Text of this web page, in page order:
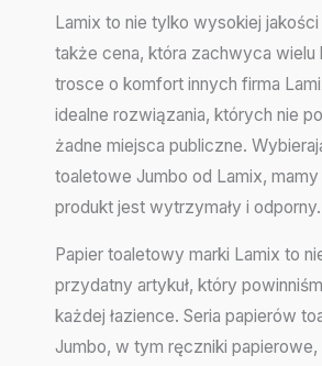
Lamix to nie tylko wysokiej
także cena, która zachwyca wielu
trosce o komfort innych firma
idealne rozwiązania, których nie
żadne miejsca publiczne.
toaletowe Jumbo od Lamix,
produkt jest wytrzymały i odporny.
Papier toaletowy marki Lamix to
przydatny artykuł, który
każdej łazience. Seria papierów
Jumbo, w tym ręczniki